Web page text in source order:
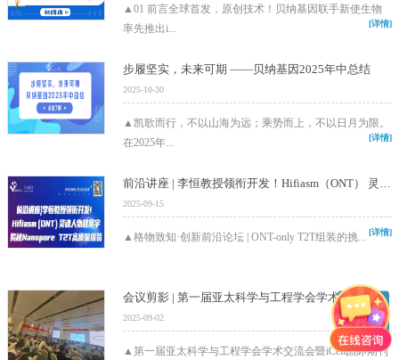
▲01 前言全球首发，原创技术！贝纳基因联手新使生物
率先推出i...
[详情]
步履坚实，未来可期 ——贝纳基因2025年中总结
2025-10-30
▲凯歌而行，不以山海为远；乘势而上，不以日月为限。
在2025年...
[详情]
前沿讲座 | 李恒教授领衔开发！Hifiasm（ONT） 灵魂人物程昊宇揭秘 Nanopore T2T 高质量组装
2025-09-15
▲格物致知·创新前沿论坛 | ONT-only T2T组装的挑... [详情]
会议剪影 | 第一届亚太科学与工程学会学术交流会暨iCell国际期刊发布会圆满落幕！
2025-09-02
▲第一届亚太科学与工程学会学术交流会暨iCell国际期刊